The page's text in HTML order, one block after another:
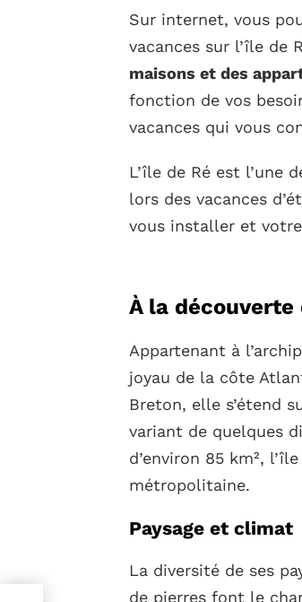
Sur internet, vous
vacances sur l’île de
maisons et des
fonction de vos
vacances qui vous
L’île de Ré est l’une
lors des vacances
vous installer et
À la découverte
Appartenant à
joyau de la côte
Breton, elle s’étend
variant de quelques
d’environ 85 km²,
métropolitaine.
Paysage et climat
La diversité de ses
de pierres font le